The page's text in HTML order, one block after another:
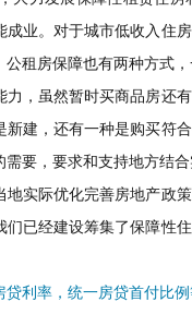
成业。对于城市低收入住
租房保障也有两种方式
，虽然暂时买商品房还
建，还有一种是购买符
要，要求和支持地方结
实际优化完善房地产政
已经建设筹集了保障性
利率，统一房贷首付比